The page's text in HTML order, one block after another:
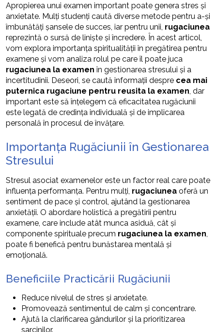
Apropierea unui examen important poate genera stres și
anxietate. Mulți studenți caută diverse metode pentru a-și
îmbunătăți șansele de succes, iar pentru unii, rugaciunea
reprezintă o sursă de liniște și încredere. În acest articol,
vom explora importanța spiritualității în pregătirea pentru
examene și vom analiza rolul pe care îl poate juca
rugaciunea la examen în gestionarea stresului și a
incertitudinii. Deseori, se caută informații despre cea mai
puternica rugaciune pentru reusita la examen , dar
important este să înțelegem că eficacitatea rugăciunii
este legată de credința individuală și de implicarea
personală în procesul de învățare.
Importanța Rugăciunii în Gestionarea
Stresului
Stresul asociat examenelor este un factor real care poate
influența performanța. Pentru mulți, rugaciunea oferă un
sentiment de pace și control, ajutând la gestionarea
anxietății. O abordare holistică a pregătirii pentru
examene, care include atât munca asiduă, cât și
componente spirituale precum rugaciunea la examen
poate fi benefică pentru bunăstarea mentală și
emoțională.
Beneficiile Practicării Rugăciunii
Reduce nivelul de stres și anxietate.
Promovează sentimentul de calm și concentrare.
Ajută la clarificarea gândurilor și la prioritizarea
sarcinilor.